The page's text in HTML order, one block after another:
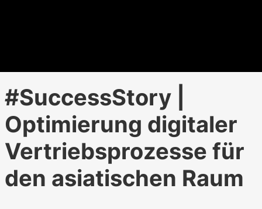
#SuccessStory |
Optimierung digitaler
Vertriebsprozesse für
den asiatischen Raum